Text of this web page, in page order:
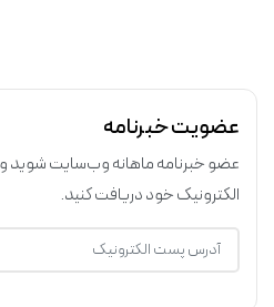
عضویت خبرنامه
عضو خبرنامه ماهانه وب‌سایت شوید و
الکترونیک خود دریافت کنید.